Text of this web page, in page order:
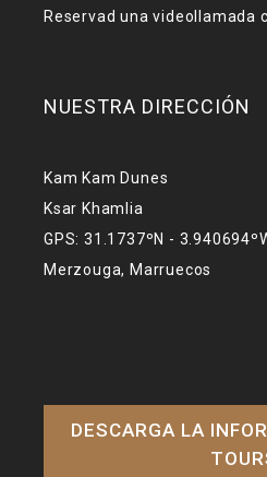
Reservad una videollamada
NUESTRA DIRECCIÓN
Kam Kam Dunes
Ksar Khamlia
GPS: 31.1737ºN -
Merzouga, Marruecos
DESCARGA LA